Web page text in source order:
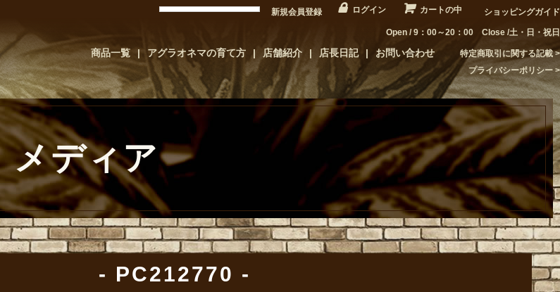
新規会員登録 ログイン カートの中 ショッピングガイド
Open / 9：00～20：00 Close /土・日・祝日
商品一覧 アグラオネマの育て方 店舗紹介 店長日記 お問い合わせ
特定商取引に関する記載
プライバシーポリシー
メディア
PC212770